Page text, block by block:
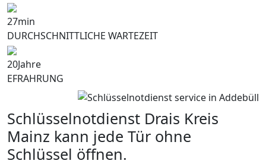
27min
DURCHSCHNITTLICHE WARTEZEIT
20Jahre
EFRAHRUNG
Schlüsselnotdienst Drais Kreis
Mainz kann jede Tür ohne
Schlüssel öffnen.